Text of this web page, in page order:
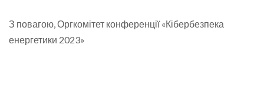
З повагою,Оргкомітет конференції «Кібербезпека
енергетики 2023»